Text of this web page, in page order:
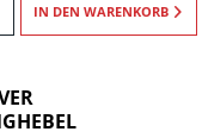
IN DEN WARENKORB